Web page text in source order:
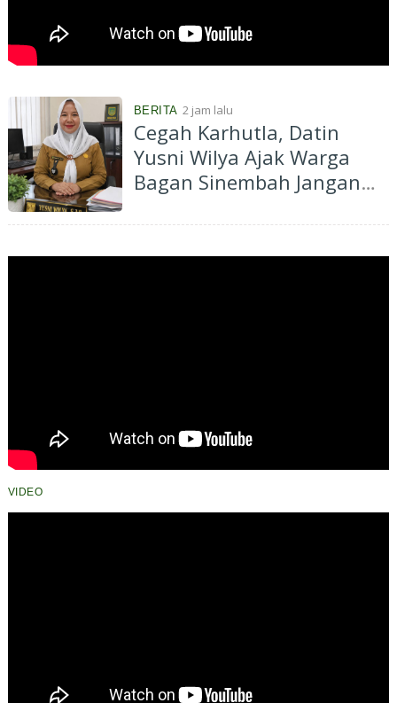
BERITA 2 jam lalu
Cegah Karhutla, Datin
Yusni Wilya Ajak Warga
Bagan Sinembah Jangan
VIDEO